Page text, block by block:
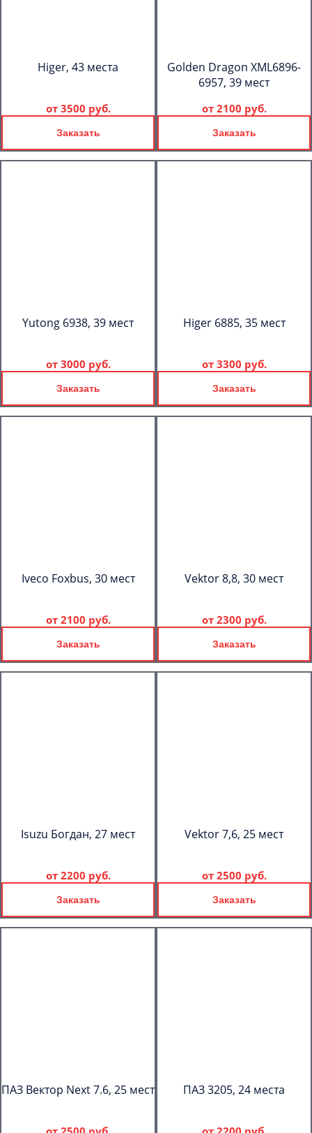
Higer, 43 места
от 3500 руб.
Заказать
Golden Dragon XML6896-
6957, 39 мест
от 2100 руб.
Заказать
Yutong 6938, 39 мест
от 3000 руб.
Заказать
Higer 6885, 35 мест
от 3300 руб.
Заказать
Iveco Foxbus, 30 мест
от 2100 руб.
Заказать
Vektor 8,8, 30 мест
от 2300 руб.
Заказать
Isuzu Богдан, 27 мест
от 2200 руб.
Заказать
Vektor 7,6, 25 мест
от 2500 руб.
Заказать
ПАЗ Вектор Next 7.6, 25 мест ПАЗ 3205, 24 места